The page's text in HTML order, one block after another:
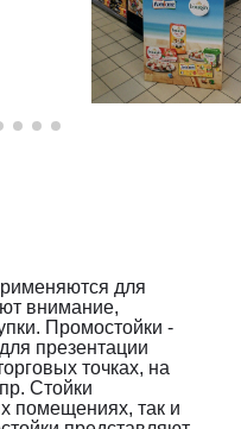
для
внимание,
Промостойки -
презентации
точках, на
Стойки
помещениях, так и